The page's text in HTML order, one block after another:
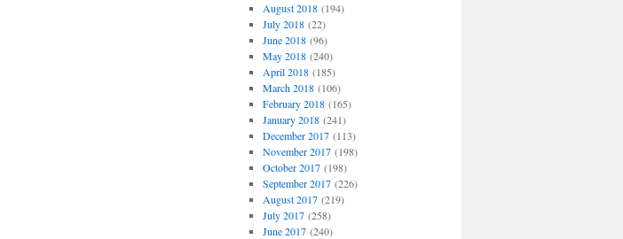
August 2018(194)
July 2018(22)
June 2018(96)
May 2018(240)
April 2018(185)
March 2018(106)
February 2018(165)
January 2018(241)
December 2017(113)
November 2017(198)
October 2017(198)
September 2017(226)
August 2017(219)
July 2017(258)
June 2017(240)